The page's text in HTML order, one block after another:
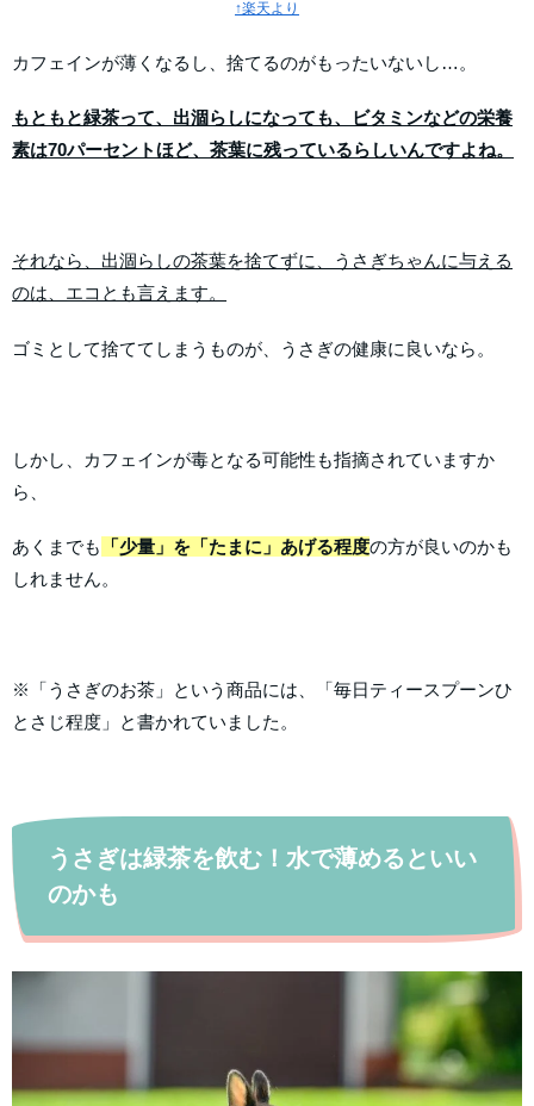
↑楽天より
カフェインが薄くなるし、捨てるのがもったいないし…。
もともと緑茶って、出涸らしになっても、ビタミンなどの栄養
素は70パーセントほど、茶葉に残っているらしいんですよね。
それなら、出涸らしの茶葉を捨てずに、うさぎちゃんに与える
のは、エコとも言えます。
ゴミとして捨ててしまうものが、うさぎの健康に良いなら。
しかし、カフェインが毒となる可能性も指摘されていますか
ら、
あくまでも 「少量」を「たまに」あげる程度の方が良いのかも
しれません。
※「うさぎのお茶」という商品には、「毎日ティースプーンひ
とさじ程度」と書かれていました。
うさぎは緑茶を飲む！水で薄めるといい
のかも